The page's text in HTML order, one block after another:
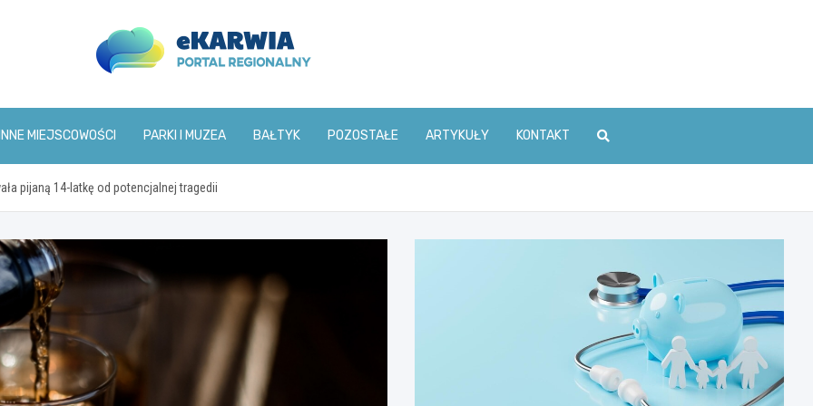
www.ekarwia.pl
INNE MIEJSCOWOŚCI PARKI I MUZEA BAŁTYK POZOSTAŁE ARTYKUŁY KONTAKT
pijaną 14-latkę od potencjalnej tragedii